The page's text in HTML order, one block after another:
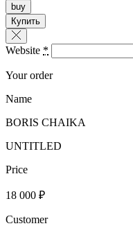
buy
Купить
Website *
Your order
Name
BORIS CHAIKA
UNTITLED
Price
18 000 ₽
Customer